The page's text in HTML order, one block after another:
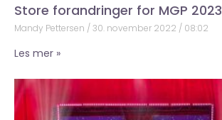
Store forandringer for MGP 2023
Mandy Pettersen 30. november 2022 08:02
Les mer »